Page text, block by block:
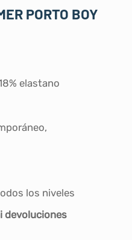
PORTO BOY
elastano
los niveles
devoluciones